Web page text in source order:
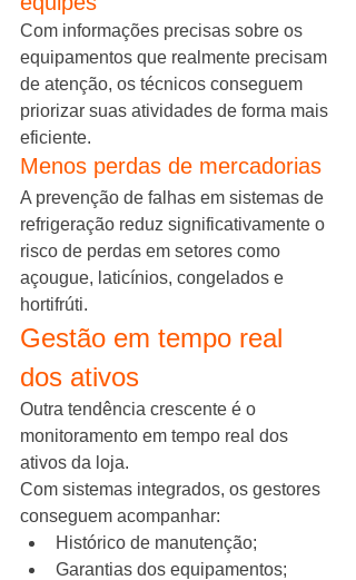
Com informações precisas sobre os
equipamentos que realmente precisam
de atenção, os técnicos conseguem
priorizar suas atividades de forma mais
eficiente.
Menos perdas de mercadorias
A prevenção de falhas em sistemas de
refrigeração reduz significativamente o
risco de perdas em setores como
açougue, laticínios, congelados e
hortifrúti.
Gestão em tempo real
dos ativos
Outra tendência crescente é o
monitoramento em tempo real dos
ativos da loja.
Com sistemas integrados, os gestores
conseguem acompanhar:
Histórico de manutenção;
Garantias dos equipamentos;